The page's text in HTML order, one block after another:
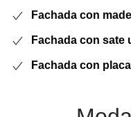
Fachada con
Fachada con sate
Fachada con